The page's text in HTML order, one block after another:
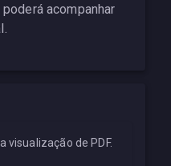
acompanhar
visualização de PDF.